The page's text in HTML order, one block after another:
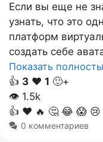
Если вы еще не
узнать, что это
платформ
создать себе
Показать
👍 3 ❤️ 1 🙂+
👁 1.5k
👍 ❤️ 🔥 🤔 😂 😱 😢
0 комментариев